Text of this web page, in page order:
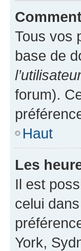
Tous vos
base de
forum).
Haut
Les
Il est
celui
York,